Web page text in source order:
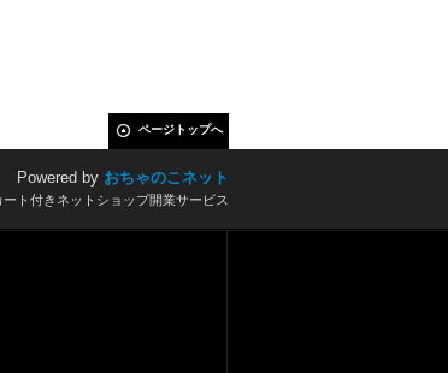
ページトップへ
Powered by おちゃのこネット
ト付きネットショップ開業サービス